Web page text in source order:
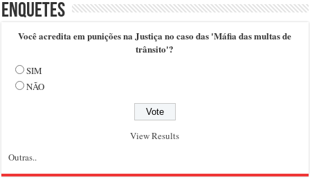
Enquetes
Você acredita em punições na Justiça no caso das 'Máfia das multas de
trânsito'?
SIM
NÃO
View Results
Outras..